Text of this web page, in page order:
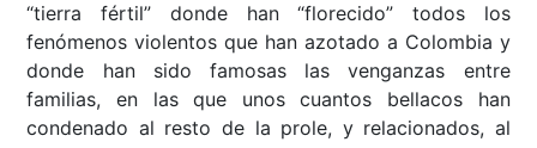
“tierra fértil” donde han “florecido” todos los
fenómenos violentos que han azotado a Colombia y
donde han sido famosas las venganzas entre
familias, en las que unos cuantos bellacos han
condenado al resto de la prole, y relacionados, al